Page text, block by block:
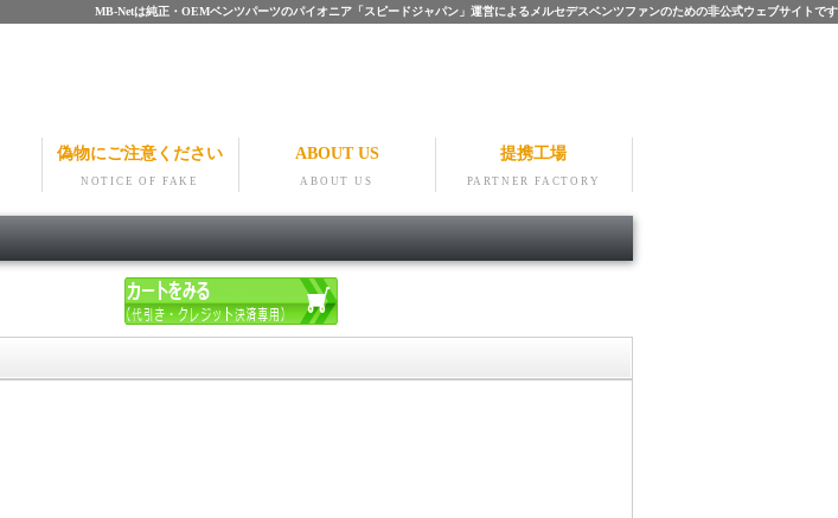
MB-Netは純正・OEMベンツパーツのパイオニア「スピードジャパン」運営によるメルセデスベンツファンのための非公式ウェブサイトです
偽物にご注意ください
NOTICE OF FAKE
ABOUT US
ABOUT US
提携工場
PARTNER FACTORY